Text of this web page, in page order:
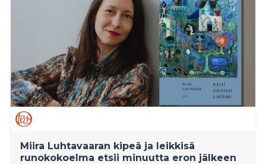
Miira Luhtavaaran kipeä ja leikkisä
runokokoelma etsii minuutta eron jälkeen